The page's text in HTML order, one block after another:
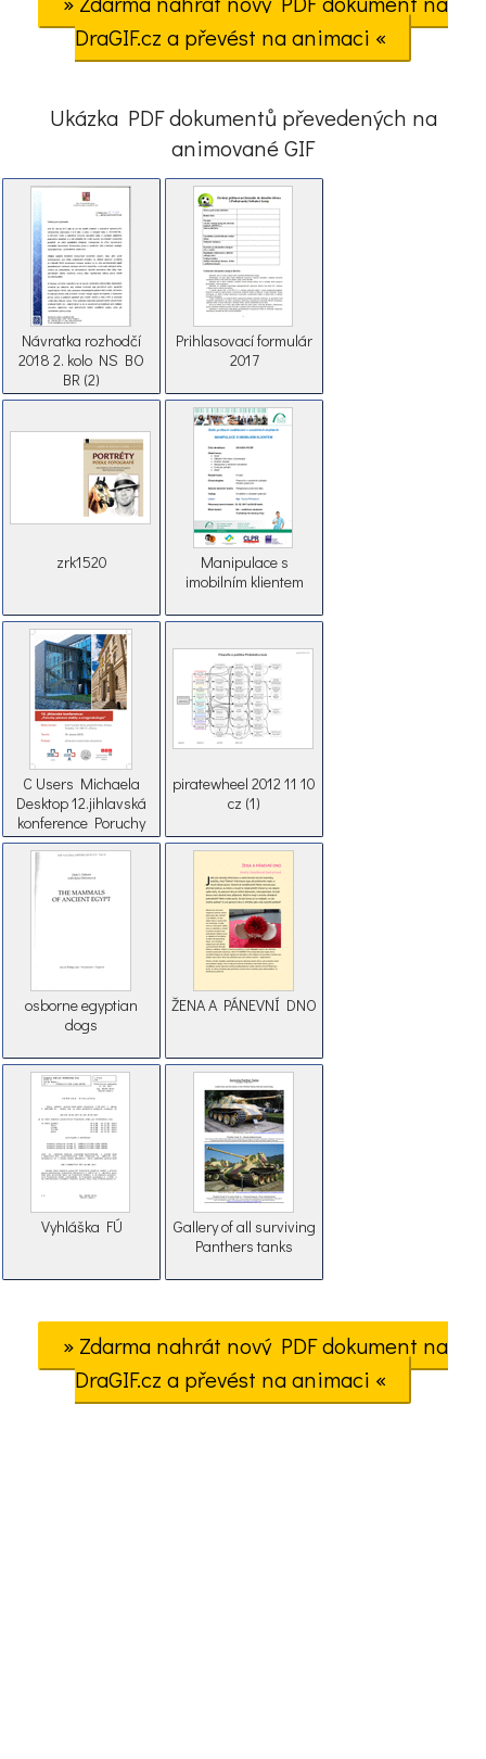
DraGIF.cz a převést na animaci «
Ukázka PDF dokumentů převedených na
animované GIF
Návratka rozhodčí
2018 2. kolo NS BO
BR (2)
Prihlasovací formulár
2017
zrk1520
Manipulace s
imobilním klientem
C Users Michaela
Desktop 12.jihlavská
konference Poruchy
pánevní statiky a
urogenekologie
piratewheel 2012 11 10
cz (1)
osborne egyptian
dogs
ŽENA A PÁNEVNÍ DNO
Vyhláška FÚ
Gallery of all surviving
Panthers tanks
» Zdarma nahrát nový PDF dokument na
DraGIF.cz a převést na animaci «